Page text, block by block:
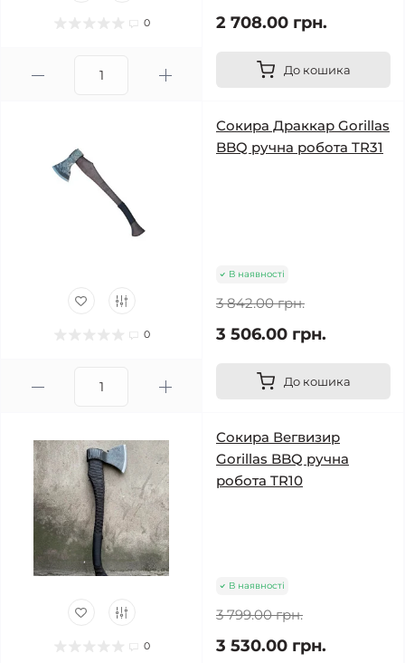
0 2 708.00 грн.
До кошика
0
Сокира Драккар Gorillas
BBQ ручна робота TR31
В наявності
3 842.00 грн.
3 506.00 грн.
До кошика
0
Сокира Вегвизир
Gorillas BBQ ручна
робота TR10
В наявності
3 799.00 грн.
3 530.00 грн.